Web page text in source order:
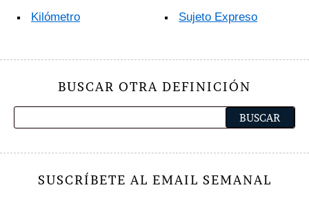
Kilómetro Sujeto Expreso
BUSCAR OTRA DEFINICIÓN
SUSCRÍBETE AL EMAIL SEMANAL